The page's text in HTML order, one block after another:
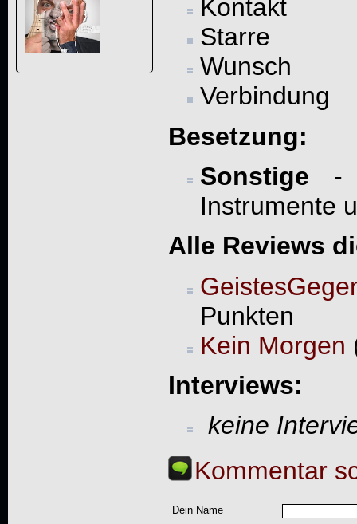
Kontakt
Starre
Wunsch
Verbindung
Besetzung:
Sonstige -
Instrumente
Alle Reviews
Punkten
Kein Morgen
Interviews:
keine
Kommentar
Dein Name